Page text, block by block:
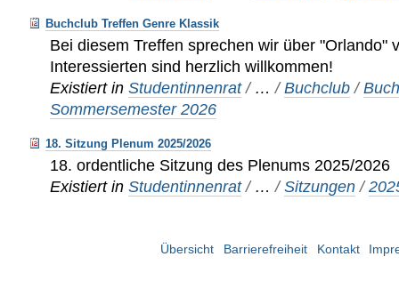
Buchclub Treffen Genre Klassik
Bei diesem Treffen sprechen wir über "Orlando"
Interessierten sind herzlich willkommen!
Existiert in Studentinnenrat / …/Buchclub /
Sommersemester 2026
18. Sitzung Plenum 2025/2026
18. ordentliche Sitzung des Plenums 2025/2026
Existiert in Studentinnenrat / …/Sitzungen /
Übersicht Barrierefreiheit Kontakt